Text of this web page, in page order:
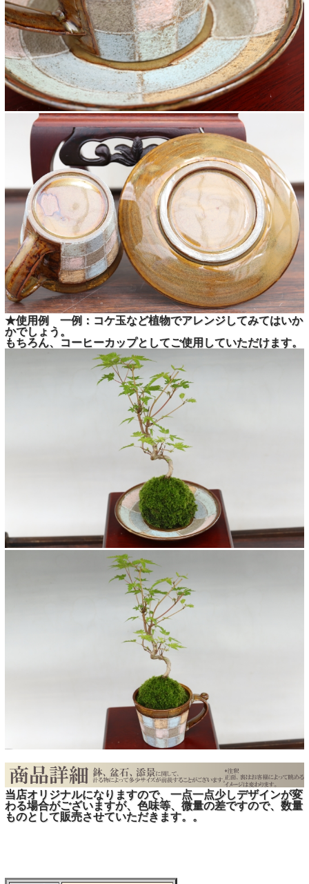
★使用例 一例：コケ玉など植物でアレンジしてみてはいか
かでしょう。
もちろん、コーヒーカップとしてご使用していただけます。
当店オリジナルになりますので、一点一点少しデザインが変
わる場合がございますが、色味等、微量の差ですので、数量
ものとして販売させていただきます。。